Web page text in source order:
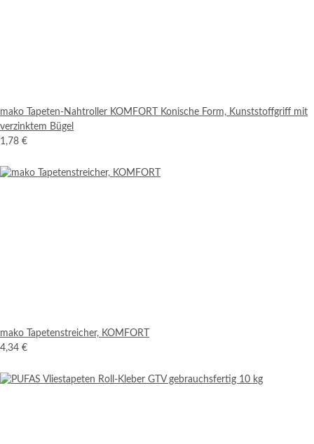
mako Tapeten-Nahtroller KOMFORT Konische Form, Kunststoffgriff mit
verzinktem Bügel
1,78 €
mako Tapetenstreicher, KOMFORT
4,34 €